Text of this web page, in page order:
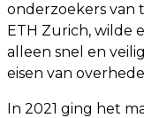
onderzoekers van
ETH Zurich, wilde
alleen snel en
eisen van
In 2021 ging het